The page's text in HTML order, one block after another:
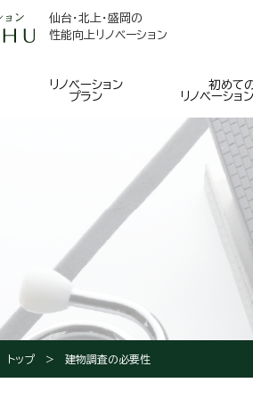
仙台・北上・盛岡の
性能向上リノベーション
リノベーション
プラン
初めて
リノベーショ
トップ 建物調査の必要性